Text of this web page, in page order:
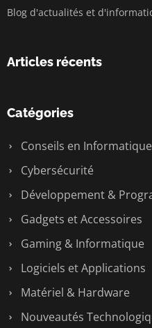
Blog d'actualités et
Articles récents
Catégories
Conseils en Informatique
Cybersécurité
Développement &
Gadgets et Accessoires
Gaming & Informatique
Logiciels et Applications
Matériel & Hardware
Nouveautés